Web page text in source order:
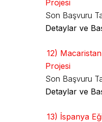
Projesi
Son Başvuru
Detaylar ve
12)
Projesi
Son Başvuru
Detaylar ve
13) İspanya